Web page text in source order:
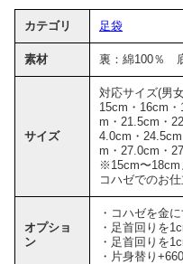
カテゴリ 足袋
素材 裏：綿100％
サイズ
対応サイズ(男
15cm・16cm
m・21.5cm・
4.0cm・
m・27.0cm・
※15cm〜18cm
コハゼでのお仕
オプショ
ン
・コハゼを金
・足首回りを
・足首回りを
・片身替り